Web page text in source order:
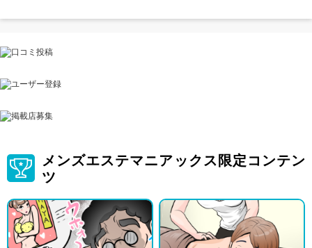
メンズエステマニアックス限定コンテン
ツ